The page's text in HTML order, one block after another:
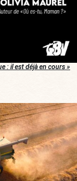
: il est déjà en cours »